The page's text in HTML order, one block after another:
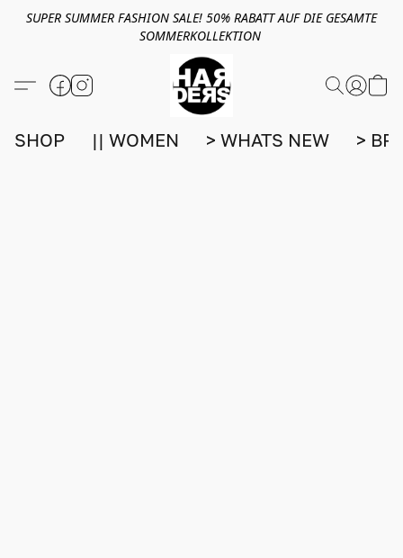
SUPER SUMMER FASHION SALE! 50% RABATT AUF DIE GESAMTE
SOMMERKOLLEKTION
SHOP || WOMEN > WHATS NEW >